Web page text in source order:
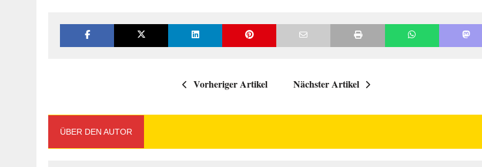
Vorheriger Artikel Nächster Artikel
ÜBER DEN AUTOR